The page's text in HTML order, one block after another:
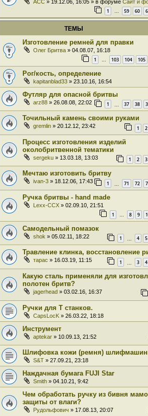
ACC » 19.12.06, 16:05 » в форуме Сайт и
1 … 59 60
ТЕМЫ
Изготовление ремней для правки
Олег Бритва » 04.08.07, 16:18
1 … 103 104 105
Рог/кость, определение
kapitanblad33 » 23.10.16, 16:54
Футляр для опасной бритвы
arz88 » 26.08.08, 22:02 1 37 38
Точильный камень своими руками
gremlin » 20.12.12, 23:42 1 2
Процесс изготовления изделий
околобритвенной тематики
sergeku » 13.03.18, 13:03 1 2 3
Мечтаю изготовить бритву
ivan-3 » 18.12.06, 17:43 1 71 72
Ручка бритвы - hand made
Lexx-CCX » 02.09.10, 21:51
1 … 8 9
Самодельный помазок
shok » 05.02.11, 18:22 1 4 5
Травление клинка, восстановление
тарас » 16.03.19, 11:15 1 3 4
Какую сталь применяли для
полотен бритв?
jagerhead » 03.02.16, 16:37
Ручки для Т станков.
CapsLocK » 26.03.22, 18:18
Инструмент
aptekar » 10.09.13, 21:52
Шлифовка кожи (ремня)
S&T » 27.09.21, 23:18
Наждачная бумага FUJI Star
Smith » 04.10.21, 9:42
Чем обработать ручку из бивня
защиты от влаги?
Рудольфович » 17.08.13, 20:07